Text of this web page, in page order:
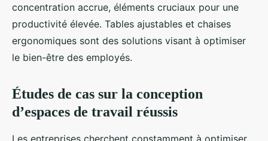
concentration accrue, éléments cruciaux pour une
productivité élevée. Tables ajustables et chaises
ergonomiques sont des solutions visant à optimiser
le bien-être des employés.
Études de cas sur la conception
d’espaces de travail réussis
Les entreprises cherchent constamment à optimiser